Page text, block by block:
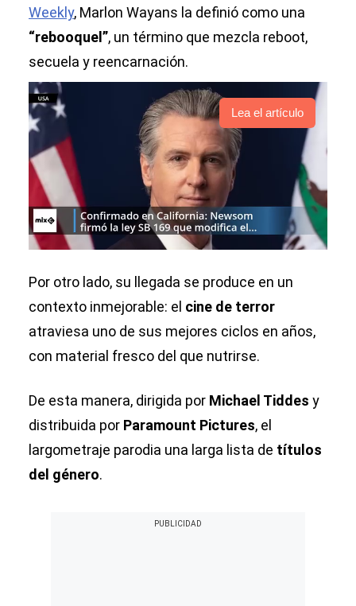
Weekly, Marlon Wayans la definió como una
“rebooquel”, un término que mezcla reboot,
secuela y reencarnación.
Lea el artículo
Por otro lado, su llegada se produce en un
contexto inmejorable: el cine de terror
atraviesa uno de sus mejores ciclos en años,
con material fresco del que nutrirse.
De esta manera, dirigida por Michael Tiddes y
distribuida por Paramount Pictures, el
largometraje parodia una larga lista de títulos
del género.